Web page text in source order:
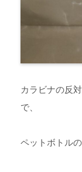
カラビナの反
で、
ペットボトル